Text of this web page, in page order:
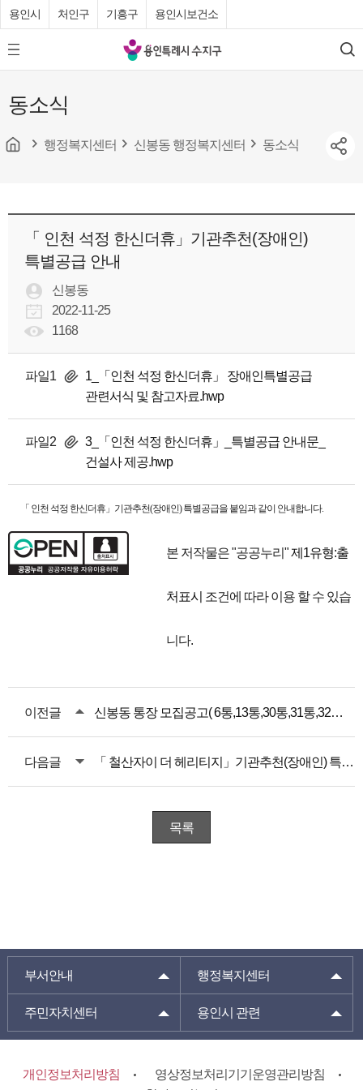
용인시 처인구 기흥구 용인시보건소
모
바
메
뉴
튼
용
인
수
청
검
색
동소식
행정복지센터 신봉동 행정복지센터 동소식
「 인천 석정 한신더휴」기관추천(장애인)
특별공급 안내
신봉동
2022-11-25
1168
파일1
1_「인천 석정 한신더휴」 장애인특별공급
관련서식 및 참고자료.hwp
파일2
3_「인천 석정 한신더휴」_특별공급 안내문_
건설사 제공.hwp
「 인천 석정 한신더휴」기관추천(장애인) 특별공급을 붙임과 같이 안내합니다.
본 저작물은 "공공누리"제1유형:출
처표시 조건에 따라 이용 할 수 있습
니다.
이전글 신봉동 통장 모집공고( 6통,13통,30통,31통,32통,33통)
다음글 「 철산자이 더 헤리티지」기관추천(장애인) 특별공급 안내
목록
부서안내 행정복지센터
주민자치센터 용인시 관련
개인정보처리방침
영상정보처리기기운영관리방침